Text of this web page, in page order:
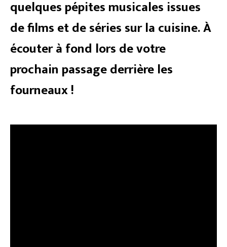
quelques pépites musicales issues
de films et de séries sur la cuisine. À
écouter à fond lors de votre
prochain passage derrière les
fourneaux !